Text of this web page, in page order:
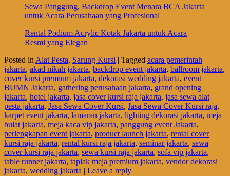
Sewa Panggung, Backdrop Event Menara BCA Jakarta
untuk Acara Perusahaan yang Profesional
Rental Podium Acrylic Kotak Jakarta untuk Acara
Resmi yang Elegan
Posted in Alat Pesta, Sarung Kursi | Tagged acara pemerintah
jakarta, akad nikah jakarta, backdrop event jakarta, ballroom jakarta,
cover kursi premium jakarta, dekorasi wedding jakarta, event
BUMN Jakarta, gathering perusahaan jakarta, grand opening
jakarta, hotel jakarta, jasa cover kursi raja jakarta, jasa sewa alat
pesta jakarta, Jasa Sewa Cover Kursi, Jasa Sewa Cover Kursi raja,
karpet event jakarta, lamaran jakarta, lighting dekorasi jakarta, meja
bulat jakarta, meja kaca vip jakarta, panggung event Jakarta,
perlengkapan event jakarta, product launch jakarta, rental cover
kursi raja jakarta, rental kursi raja jakarta, seminar jakarta, sewa
cover kursi raja jakarta, sewa kursi raja jakarta, sofa vip jakarta,
table runner jakarta, taplak meja premium jakarta, vendor dekorasi
jakarta, wedding jakarta | Leave a reply